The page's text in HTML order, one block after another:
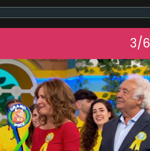
3/6